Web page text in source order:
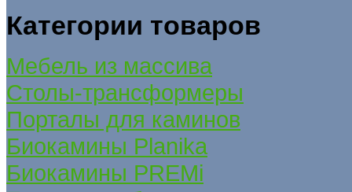
Категории товаров
Мебель из массива
Столы-трансформеры
Порталы для каминов
Биокамины Planika
Биокамины PREMi